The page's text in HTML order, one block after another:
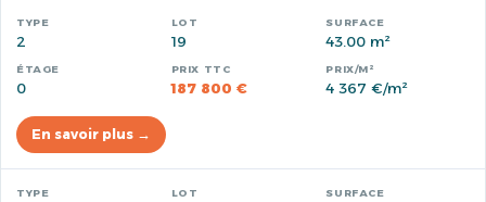
2 19 43.00 m²
0 187 800 € 4 367 €/m²
En savoir plus →